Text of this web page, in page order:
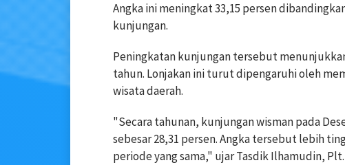
Angka ini meningkat 33,15 persen
kunjungan.
Peningkatan kunjungan tersebut
tahun. Lonjakan ini turut dipengaruhi oleh
wisata daerah.
"Secara tahunan, kunjungan wisman pada
sebesar 28,31 persen. Angka tersebut lebih
periode yang sama," ujar Tasdik Ilhamudin,